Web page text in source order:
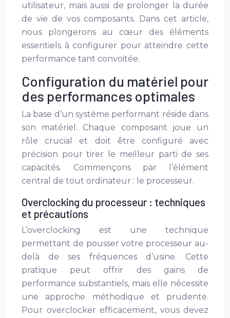
utilisateur, mais aussi de prolonger la durée
de vie de vos composants. Dans cet article,
nous plongerons au cœur des éléments
essentiels à configurer pour atteindre cette
performance tant convoitée.
Configuration du matériel pour
des performances optimales
La base d’un système performant réside dans
son matériel. Chaque composant joue un
rôle crucial et doit être configuré avec
précision pour tirer le meilleur parti de ses
capacités. Commençons par l’élément
central de tout ordinateur : le processeur.
Overclocking du processeur : techniques
et précautions
L’overclocking est une technique
permettant de pousser votre processeur au-
delà de ses fréquences d’usine. Cette
pratique peut offrir des gains de
performance substantiels, mais elle nécessite
une approche méthodique et prudente.
Pour overclocker efficacement, vous devez